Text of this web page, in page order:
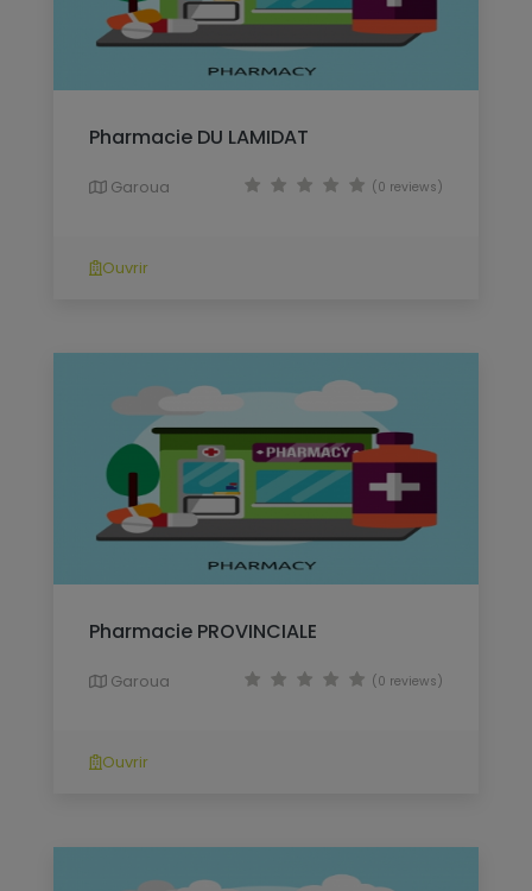
Pharmacie DU LAMIDAT
Garoua (0 reviews)
Ouvrir
Pharmacie PROVINCIALE
Garoua (0 reviews)
Ouvrir